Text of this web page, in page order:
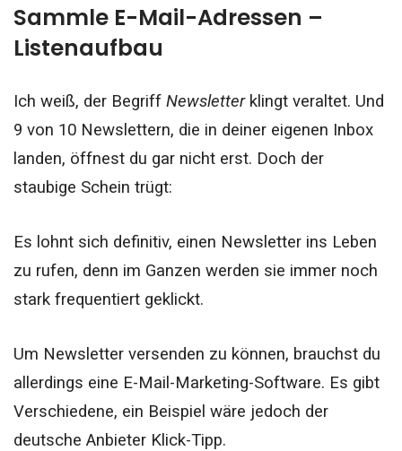
Sammle E-Mail-Adressen –
Listenaufbau
Ich weiß, der Begriff Newsletterklingt veraltet. Und
9 von 10 Newslettern, die in deiner eigenen Inbox
landen, öffnest du gar nicht erst. Doch der
staubige Schein trügt:
Es lohnt sich definitiv, einen Newsletter ins Leben
zu rufen, denn im Ganzen werden sie immer noch
stark frequentiert geklickt.
Um Newsletter versenden zu können, brauchst du
allerdings eine E-Mail-Marketing-Software. Es gibt
Verschiedene, ein Beispiel wäre jedoch der
deutsche Anbieter Klick-Tipp.